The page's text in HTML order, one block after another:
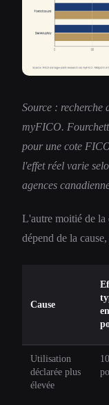
Source : recherche
myFICO.
pour une cote
l'effet réel varie
agences
L'autre moitié de la
dépend de la
Cause
en
Utilisation
déclarée plus
élevée